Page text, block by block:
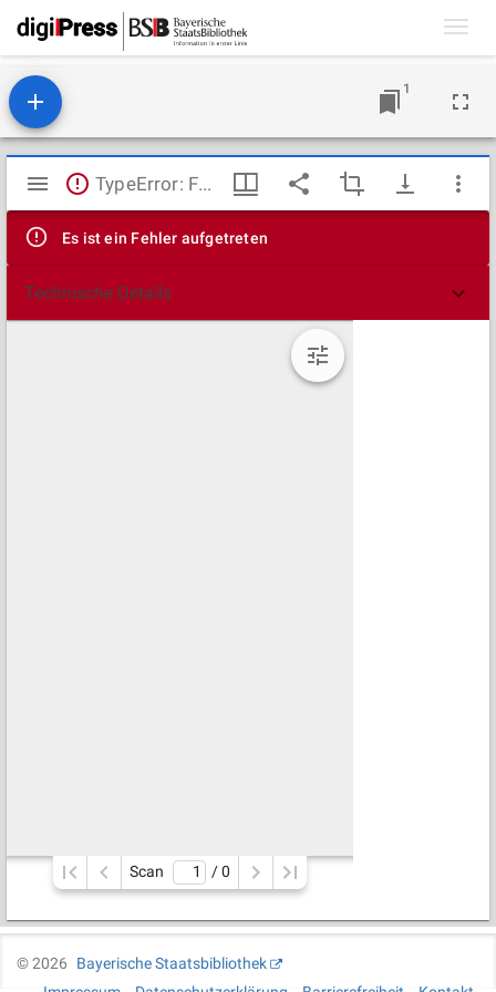
1
Mirador
Viewer
TypeError: Failed to fetch
Es ist ein Fehler aufgetreten
Technische Details
Scan / 0
©2026
Bayerische Staatsbibliothek